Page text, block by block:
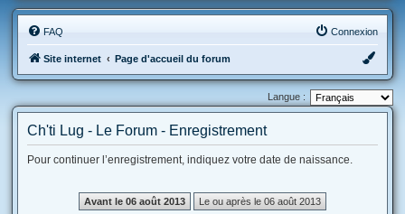
FAQ Connexion
Site internet Page d'accueil du forum
Langue :
Ch'ti Lug - Le Forum - Enregistrement
Pour continuer l’enregistrement, indiquez votre date de naissance.